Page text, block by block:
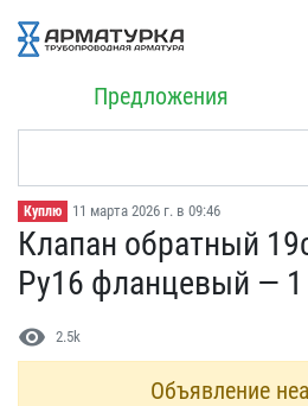
Предложения
Куплю 11 марта 2026 г. в 09:46
Клапан обратный
Ру16 фланцевый —
visibility 2.5k
Объявление